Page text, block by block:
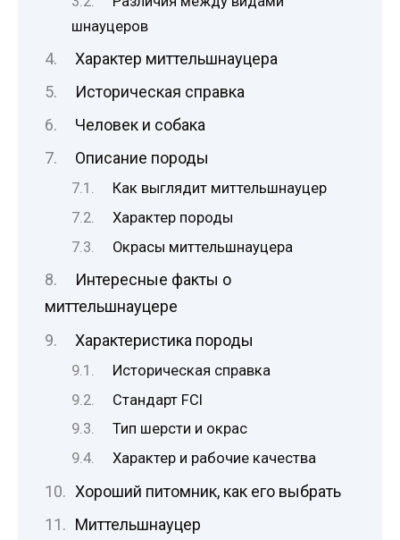
шнауцеров
Характер миттельшнауцера
Историческая справка
Человек и собака
Описание породы
Как выглядит миттельшнауцер
Характер породы
Окрасы миттельшнауцера
Интересные факты о
миттельшнауцере
Характеристика породы
Историческая справка
Стандарт FCI
Тип шерсти и окрас
Характер и рабочие качества
Хороший питомник, как его выбрать
Миттельшнауцер